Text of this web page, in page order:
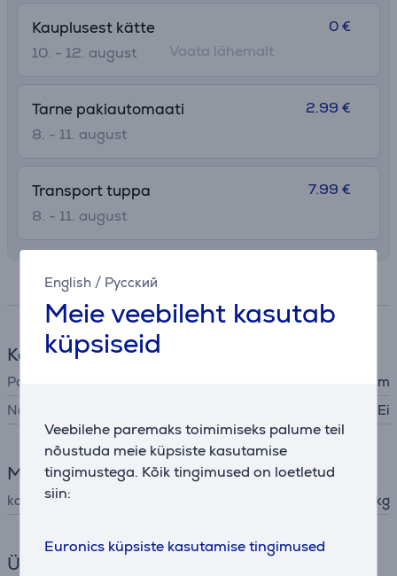
English / Русский
Meie veebileht kasutab
küpsiseid
Veebilehe paremaks toimimiseks palume teil
nõustuda meie küpsiste kasutamise
tingimustega. Kõik tingimused on loetletud
siin:
Euronics küpsiste kasutamise tingimused
Kauplusest kätte
10. - 12. august
0 €
Vaata lähemalt
Tarne pakiautomaati
8. - 11. august
2.99 €
Transport tuppa
8. - 11. august
7.99 €
Spetsifikatsioon
Kööginõud
Panni tüüp
küpsetusvorm
Nõudepesumasinas pestav
Ei
Mõõtmed
kaal 0,387 kg
Üldine parameeter